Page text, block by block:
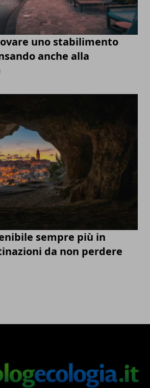
uno stabilimento
anche alla
sempre più in
da non perdere